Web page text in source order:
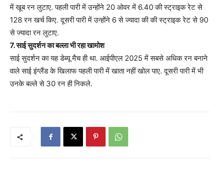
में खूब रन लुटाए. पहली पारी में उन्होंने 20 ओवर में 6.40 की स्ट्राइक रेट से
128 रन खर्च किए. दूसरी पारी में उन्होंने 6 से ज्यादा की की स्ट्राइक रेट से 90
से ज्यादा रन लुटाए.
7. साई सुदर्शन का बल्ला भी रहा खामोश
साई सुदर्शन का यह डेब्यू मैच ही था. आईपीएल 2025 में सबसे अधिक रन बनाने
वाले साई इंग्लैंड के खिलाफ पहली पारी में खाता नहीं खोल पाए. दूसरी पारी में भी
उनके बल्ले से 30 रन ही निकले.